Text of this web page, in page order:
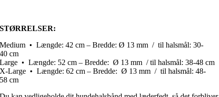
STØRRELSER:
Medium • Længde: 42 cm – Bredde: Ø 13 mm / til halsmål: 30-
40 cm
Large • Længde: 52 cm – Bredde: Ø 13 mm / til halsmål: 38-48 cm
X-Large • Længde: 62 cm – Bredde: Ø 13 mm / til halsmål: 48-
58 cm